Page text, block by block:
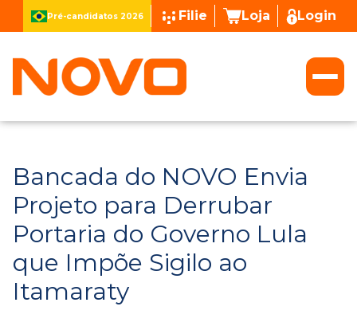
Pré-candidatos 2026 Filie Loja Login
Bancada do NOVO Envia
Projeto para Derrubar
Portaria do Governo Lula
que Impõe Sigilo ao
Itamaraty